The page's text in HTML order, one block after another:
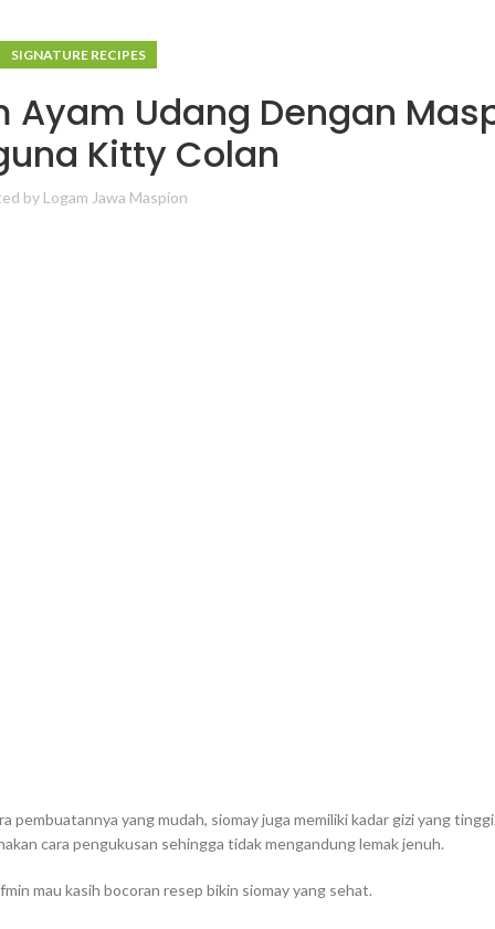
SIGNATURE RECIPES
Ayam Udang Dengan
Kitty Colan
by Logam Jawa Maspion
pembuatannya yang mudah, siomay juga memiliki kadar gizi yang
cara pengukusan sehingga tidak mengandung lemak jenuh.
mau kasih bocoran resep bikin siomay yang sehat.